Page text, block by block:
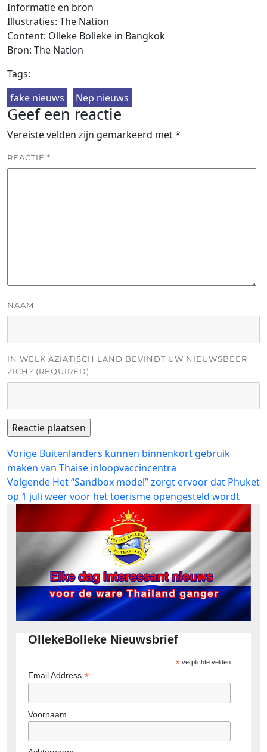
Informatie en bron
Illustraties: The Nation
Content: Olleke Bolleke in Bangkok
Bron: The Nation
Tags:
fake nieuws
Nep nieuws
Geef een reactie
Vereiste velden zijn gemarkeerd met*
REACTIE *
NAAM
IN WELK AZIATISCH LAND BEVINDT UW NIEUWSBEER
ZICH? (REQUIRED)
Bericht
navigatie
Vorige Vorig
bericht:
Buitenlanders kunnen binnenkort gebruik
maken van Thaise inloopvaccincentra
Volgende Volgend
bericht:
Het “Sandbox model” zorgt ervoor dat Phuket
op 1 juli weer voor het toerisme opengesteld wordt
OllekeBolleke Nieuwsbrief
*verplichte velden
Email Address *
Voornaam